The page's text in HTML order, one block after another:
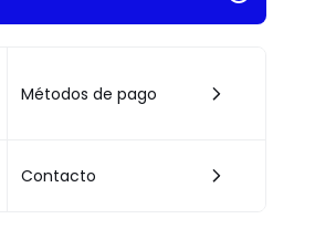
Métodos de pago
Contacto